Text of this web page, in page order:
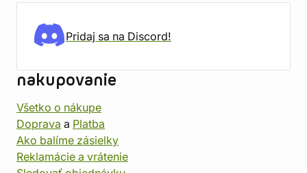
Pridaj sa na Discord!
nakupovanie
Všetko o nákupe
Doprava a Platba
Ako balíme zásielky
Reklamácie a vrátenie